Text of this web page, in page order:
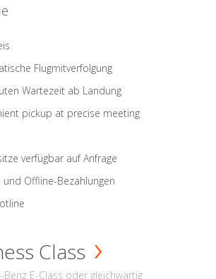
Flugmitverfolgung
Wartezeit ab Landung
pickup at precise meeting
verfügbar auf Anfrage
und Offline-Bezahlungen
Class
Benz E-Class oder gleichwärtig